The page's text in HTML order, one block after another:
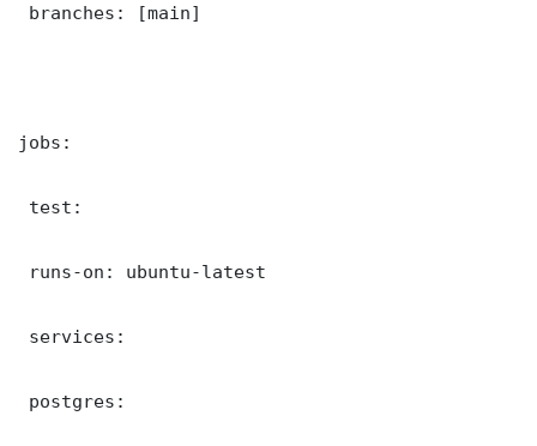
branches: [main]
jobs:
test:
runs-on: ubuntu-latest
services:
postgres: